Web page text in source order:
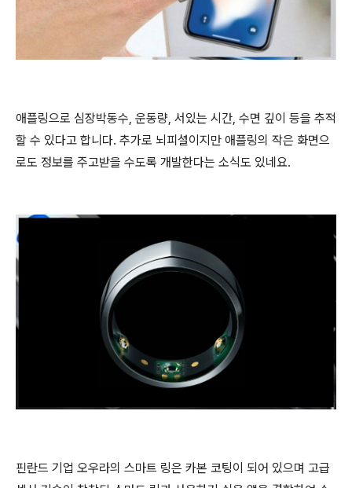
애플링으로 심장박동수, 운동량, 서있는 시간, 수면 깊이 등을 추적
할 수 있다고 합니다. 추가로 뇌피셜이지만 애플링의 작은 화면으
로도 정보를 주고받을 수도록 개발한다는 소식도 있네요.
핀란드 기업 오우라의 스마트 링은 카본 코팅이 되어 있으며 고급